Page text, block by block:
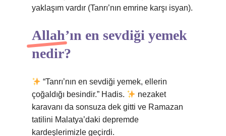
yaklaşım vardır (Tanrı’nın emrine karşı isyan).
Allah’ın en sevdiği yemek
nedir?
“Tanrı’nın en sevdiği yemek, ellerin
çoğaldığı besindir.” Hadis.
nezaket
karavanı da sonsuza dek gitti ve Ramazan
tatilini Malatya’daki depremde
kardeşlerimizle geçirdi.